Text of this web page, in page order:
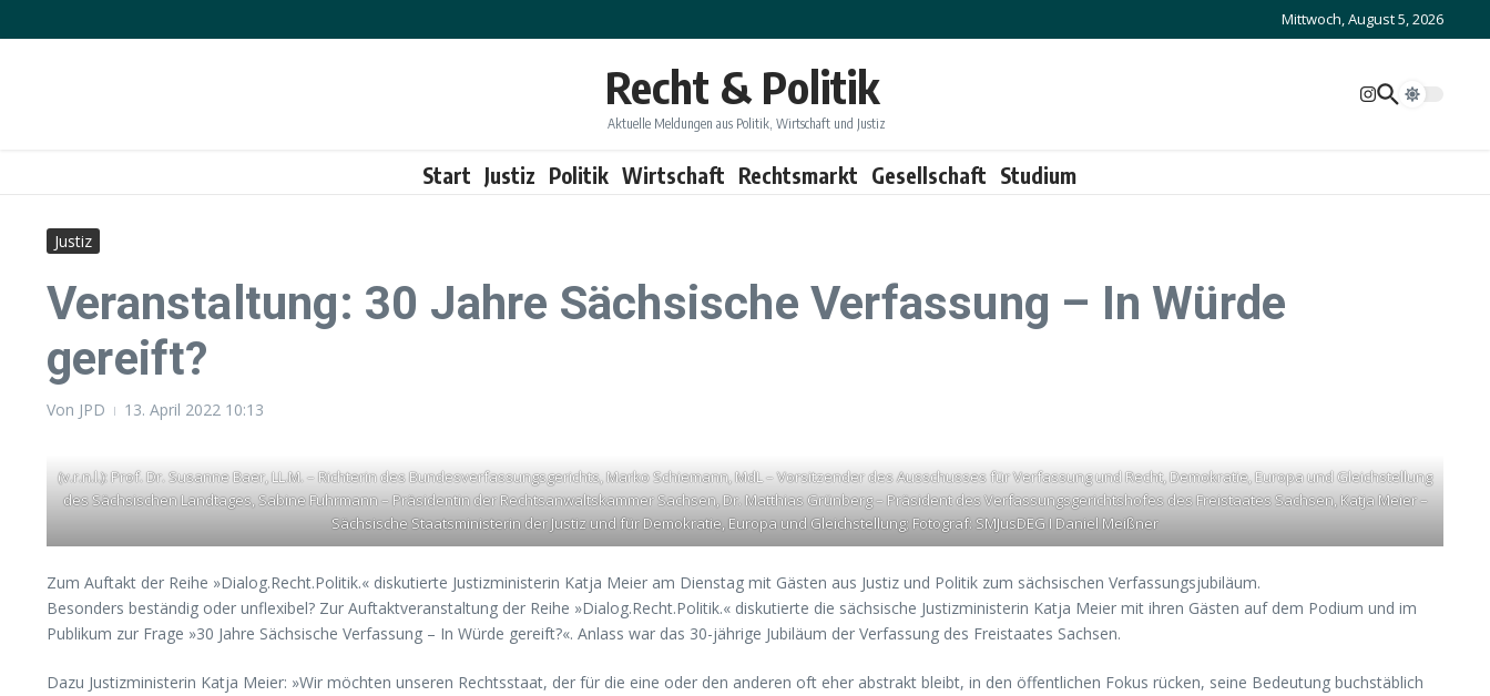
Mittwoch, August 5, 2026
Recht & Politik
Aktuelle Meldungen aus Politik, Wirtschaft und Justiz
Start Justiz Politik Wirtschaft Rechtsmarkt Gesellschaft Studium
Justiz
Veranstaltung: 30 Jahre Sächsische Verfassung – In Würde
gereift?
Von JPD 13. April 2022 10:13
(v.r.n.l.): Prof. Dr. Susanne Baer, LL.M. – Richterin des Bundesverfassungsgerichts, Marko Schiemann, MdL – Vorsitzender des Ausschusses für Verfassung und Recht, Demokratie, Europa und Gleichstellung
des Sächsischen Landtages, Sabine Fuhrmann – Präsidentin der Rechtsanwaltskammer Sachsen, Dr. Matthias Grünberg – Präsident des Verfassungsgerichtshofes des Freistaates Sachsen, Katja Meier –
Sächsische Staatsministerin der Justiz und für Demokratie, Europa und Gleichstellung; Fotograf: SMJusDEG I Daniel Meißner
Zum Auftakt der Reihe »Dialog.Recht.Politik.« diskutierte Justizministerin Katja Meier am Dienstag mit Gästen aus Justiz und Politik zum sächsischen Verfassungsjubiläum.
Besonders beständig oder unflexibel? Zur Auftaktveranstaltung der Reihe »Dialog.Recht.Politik.« diskutierte die sächsische Justizministerin Katja Meier mit ihren Gästen auf dem Podium und im
Publikum zur Frage »30 Jahre Sächsische Verfassung – In Würde gereift?«. Anlass war das 30-jährige Jubiläum der Verfassung des Freistaates Sachsen.
Dazu Justizministerin Katja Meier: »Wir möchten unseren Rechtsstaat, der für die eine oder den anderen oft eher abstrakt bleibt, in den öffentlichen Fokus rücken, seine Bedeutung buchstäblich